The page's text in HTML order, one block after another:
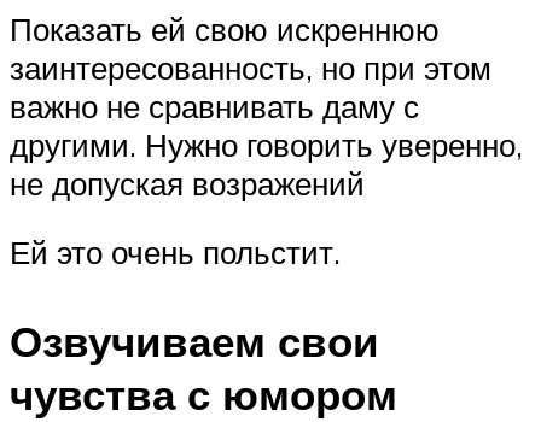
Показать ей свою искреннюю
заинтересованность, но при этом
важно не сравнивать даму с
другими. Нужно говорить уверенно,
не допуская возражений
Ей это очень польстит.
Озвучиваем свои
чувства с юмором